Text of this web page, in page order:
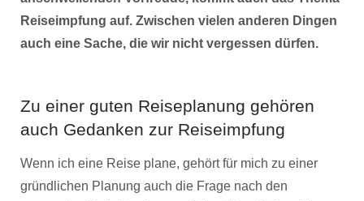
Reiseimpfung auf. Zwischen vielen anderen Dingen
auch eine Sache, die wir nicht vergessen dürfen.
Zu einer guten Reiseplanung gehören
auch Gedanken zur Reiseimpfung
Wenn ich eine Reise plane, gehört für mich zu einer
gründlichen Planung auch die Frage nach den